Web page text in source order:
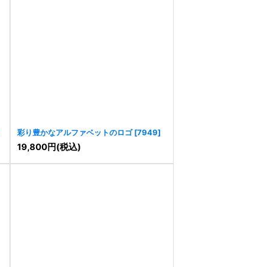
彩り豊かなアルファベットのロゴ [7949]
19,800円(税込)